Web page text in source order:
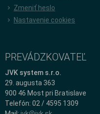
Zmeniť heslo
Nastavenie cookies
PREVÁDZKOVATEĽ
JVK system s.r.o.
29. augusta 363
900 46 Most pri Bratislave
Telefón: 02 / 4595 1309